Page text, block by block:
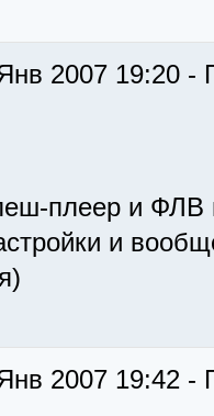
2007 19:20 -
плеер и ФЛВ
и
2007 19:42 -